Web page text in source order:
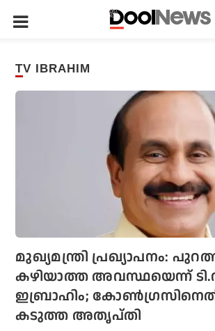
TV IBRAHIM
മുഖ്യമന്ത്രി പ്രഖ്യാപനം:
കഴിയാത്ത അവസ്ഥയെന്ന്
ഇബ്രാഹിം;
കടുത്ത അതൃപ്തി